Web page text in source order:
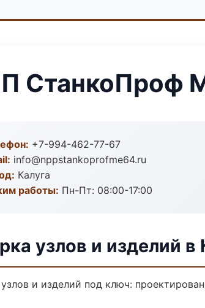
СтанкоПроф
+7-994-462-77-67
info@nppstankoprofme64.ru
Калуга
работы: Пн-Пт: 08:00-17:00
узлов и изделий в
и изделий под ключ: